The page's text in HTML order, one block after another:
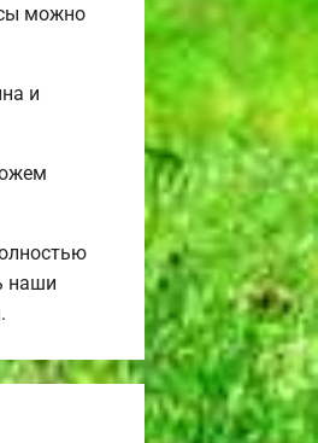
можно
и
наши